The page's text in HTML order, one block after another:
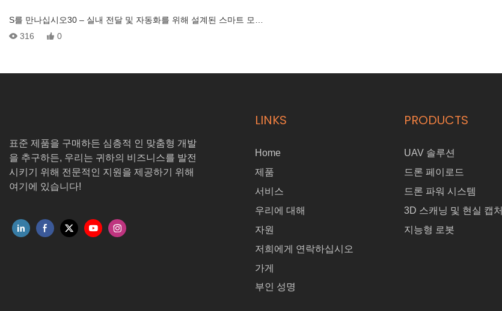
S를 만나십시오30 – 실내 전달 및 자동화를 위해 설계된 스마트 모바
일 로봇 섀시. 100kg의 최대 부하로 S30은 자율 내비게이션, 지능형
316 0
표준 제품을 구매하든 심층적 인 맞춤형 개발
을 추구하든, 우리는 귀하의 비즈니스를 발전
시키기 위해 전문적인 지원을 제공하기 위해
여기에 있습니다!
LINKS
Home
제품
서비스
우리에 대해
자원
저희에게 연락하십시오
가게
부인 성명
PRODUCTS
UAV 솔루션
드론 페이로드
드론 파워 시스템
3D 스캐닝 및 현실 캡처
지능형 로봇